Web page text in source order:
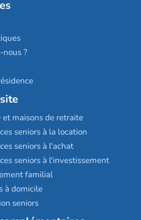
services Villa Médicis
nous ?
et maisons de retraite
seniors à la location
seniors à l'achat
seniors à l'investissement
familial
à domicile
seniors